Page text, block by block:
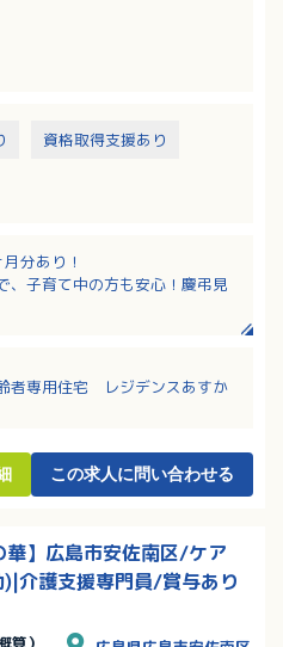
資格取得支援あり
分あり！
、子育て中の方も安心！慶弔見
あります。
者専用住宅 レジデンスあすか
この求人に問い合わせる
華】広島市安佐南区/ケア
介護支援専門員/賞与あり